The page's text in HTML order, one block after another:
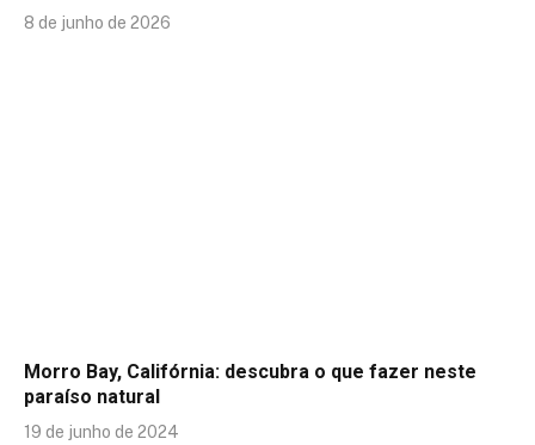
8 de junho de 2026
Morro Bay, Califórnia: descubra o que fazer neste
paraíso natural
19 de junho de 2024